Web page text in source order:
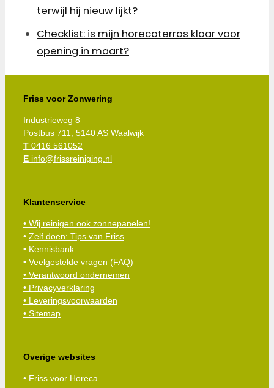
terwijl hij nieuw lijkt?
Checklist: is mijn horecaterras klaar voor
opening in maart?
Friss voor Zonwering
Industrieweg 8
Postbus 711, 5140 AS Waalwijk
T 0416 561052
E info@frissreiniging.nl
Klantenservice
• Wij reinigen ook zonnepanelen!
• Zelf doen: Tips van Friss
• Kennisbank
• Veelgestelde vragen (FAQ)
• Verantwoord ondernemen
• Privacyverklaring
• Leveringsvoorwaarden
• Sitemap
Overige websites
• Friss voor Horeca